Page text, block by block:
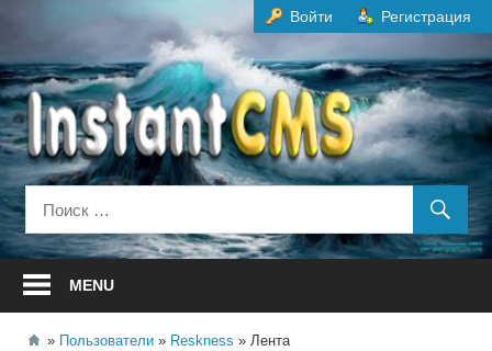
содержанию
Войти Регистрация
MENU
Пользователи Reskness Лента